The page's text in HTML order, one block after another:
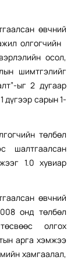
өвчний
олгогчийн
осол,
шимтгэлийг
ыг 2 дугаар
дүгээр сарын 1-
төлбөл
шалтгаалсан
1.0 хувиар
өвчний
онд төлбөл
олгох
арга хэмжээ
хамгаалал,